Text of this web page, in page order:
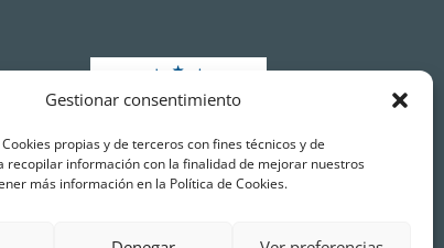
Gestionar consentimiento
propias y de terceros con fines técnicos y de
recopilar información con la finalidad de mejorar nuestros
más información en la Política de Cookies.